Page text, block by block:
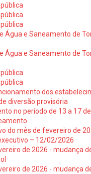
Água e Saneamento de
Água e Saneamento de
dos
diversão provisória
no período de 13 a 17
do mês de fevereiro de
– 12/02/2026
de 2026 - mudança
de 2026 - mudança